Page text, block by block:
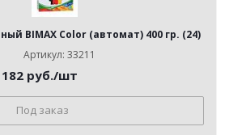
BIMAX Color (автомат) 400 гр. (24)
Артикул: 33211
182 руб./шт
Под заказ